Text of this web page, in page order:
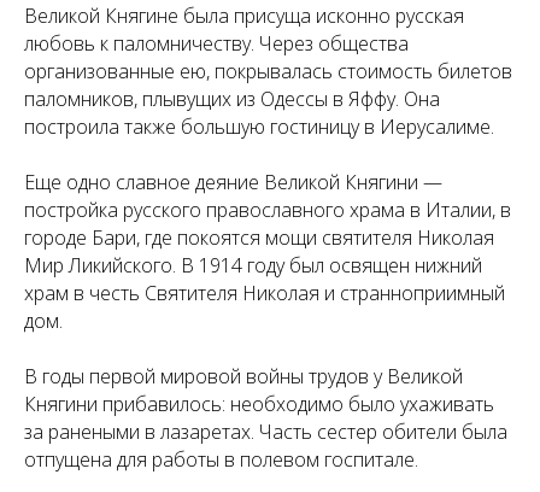
Великой Княгине была присуща исконно русская
любовь к паломничеству. Через общества
организованные ею, покрывалась стоимость билетов
паломников, плывущих из Одессы в Яффу. Она
построила также большую гостиницу в Иерусалиме.
Еще одно славное деяние Великой Княгини —
постройка русского православного храма в Италии, в
городе Бари, где покоятся мощи святителя Николая
Мир Ликийского. В 1914 году был освящен нижний
храм в честь Святителя Николая и странноприимный
дом.
В годы первой мировой войны трудов у Великой
Княгини прибавилось: необходимо было ухаживать
за ранеными в лазаретах. Часть сестер обители была
отпущена для работы в полевом госпитале.